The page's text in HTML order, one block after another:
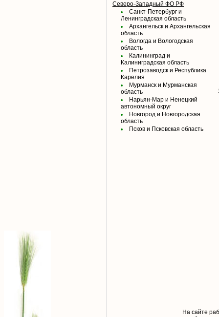
Северо-Западный ФО РФ
Санкт-Петербург и
Ленинградская область
Архангельск и Архангельская
область
Вологда и Вологодская
область
Калининград и
Калиниградская область
Петрозаводск и Республика
Карелия
Мурманск и Мурманская
область
Нарьян-Мар и Ненецкий
автономный округ
Новгород и Новгородская
область
Псков и Псковская область
На сайте